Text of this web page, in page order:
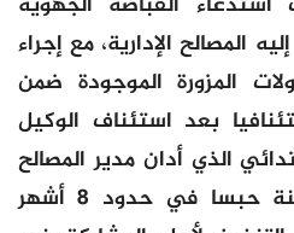
المصالح الإدارية، مع إجراء
المزورة الموجودة ضمن
بعد استئناف الوكيل
الذي أدان مدير المصالح
وموظفين بالجبايات بسنة حبسا في حدود 8 أشهر